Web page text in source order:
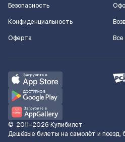
Безопасность
Конфиденциальность
Оферта
Все
© 2011–2026 Купибилет
Дешёвые билеты на самолёт и поезд,